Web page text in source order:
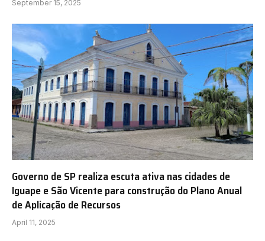
September 15, 2025
Governo de SP realiza escuta ativa nas cidades de
Iguape e São Vicente para construção do Plano Anual
de Aplicação de Recursos
April 11, 2025